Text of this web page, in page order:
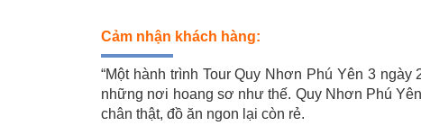
Cảm nhận khách hàng:
“Một hành trình Tour Quy Nhơn Phú Yên 3
những nơi hoang sơ như thế. Quy Nhơn Phú
chân thật, đồ ăn ngon lại còn rẻ.